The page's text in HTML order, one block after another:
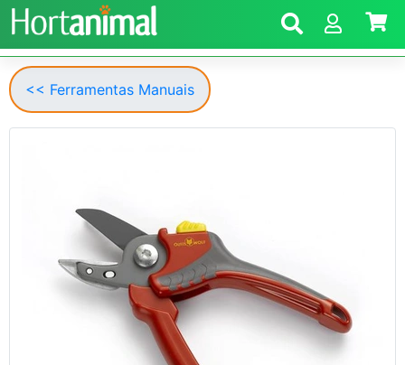
<< Ferramentas Manuais